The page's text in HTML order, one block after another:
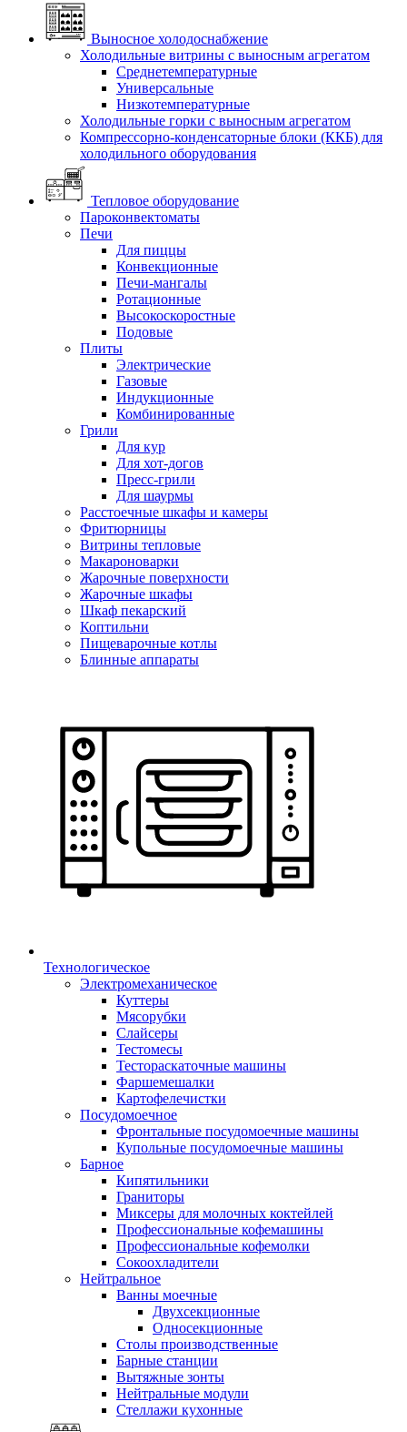
Выносное холодоснабжение
Холодильные витрины с выносным агрегатом
Среднетемпературные
Универсальные
Низкотемпературные
Холодильные горки с выносным агрегатом
Компрессорно-конденсаторные блоки (ККБ) для
холодильного оборудования
Тепловое оборудование
Пароконвектоматы
Печи
Для пиццы
Конвекционные
Печи-мангалы
Ротационные
Высокоскоростные
Подовые
Плиты
Электрические
Газовые
Индукционные
Комбинированные
Грили
Для кур
Для хот-догов
Пресс-грили
Для шаурмы
Расстоечные шкафы и камеры
Фритюрницы
Витрины тепловые
Макароноварки
Жарочные поверхности
Жарочные шкафы
Шкаф пекарский
Коптильни
Пищеварочные котлы
Блинные аппараты
Технологическое
Электромеханическое
Куттеры
Мясорубки
Слайсеры
Тестомесы
Тестораскаточные машины
Фаршемешалки
Картофелечистки
Посудомоечное
Фронтальные посудомоечные машины
Купольные посудомоечные машины
Барное
Кипятильники
Граниторы
Миксеры для молочных коктейлей
Профессиональные кофемашины
Профессиональные кофемолки
Сокоохладители
Нейтральное
Ванны моечные
Двухсекционные
Односекционные
Столы производственные
Барные станции
Вытяжные зонты
Нейтральные модули
Стеллажи кухонные